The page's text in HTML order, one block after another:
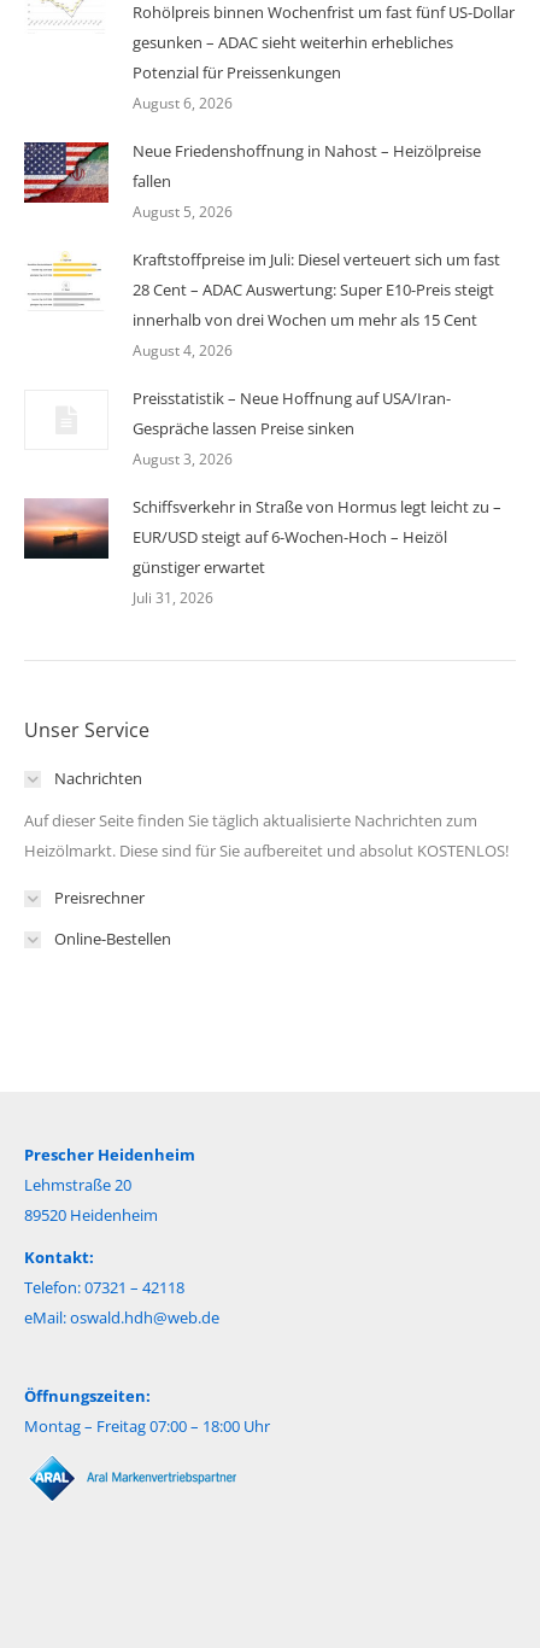
Rohölpreis binnen Wochenfrist um fast fünf US-Dollar
gesunken – ADAC sieht weiterhin erhebliches
Potenzial für Preissenkungen
August 6, 2026
Neue Friedenshoffnung in Nahost – Heizölpreise
fallen
August 5, 2026
Kraftstoffpreise im Juli: Diesel verteuert sich um fast
28 Cent – ADAC Auswertung: Super E10-Preis steigt
innerhalb von drei Wochen um mehr als 15 Cent
August 4, 2026
Preisstatistik – Neue Hoffnung auf USA/Iran-
Gespräche lassen Preise sinken
August 3, 2026
Schiffsverkehr in Straße von Hormus legt leicht zu –
EUR/USD steigt auf 6-Wochen-Hoch – Heizöl
günstiger erwartet
Juli 31, 2026
Unser Service
Nachrichten
Auf dieser Seite finden Sie täglich aktualisierte Nachrichten zum
Heizölmarkt. Diese sind für Sie aufbereitet und absolut KOSTENLOS!
Preisrechner
Online-Bestellen
Prescher Heidenheim
Lehmstraße 20
89520 Heidenheim
Kontakt:
Telefon: 07321 – 42118
eMail:oswald.hdh@web.de
Öffnungszeiten:
Montag – Freitag 07:00 – 18:00 Uhr